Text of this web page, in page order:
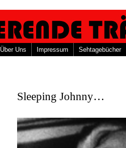
Über Uns Impressum Sehtagebücher
Sleeping Johnny…